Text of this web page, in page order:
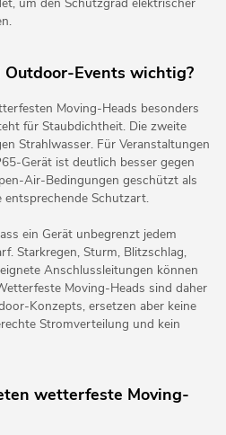
Events wichtig?
Moving-Heads besonders
für Staubdichtheit. Die zweite
Strahlwasser. Für Veranstaltungen
Gerät ist deutlich besser gegen
Air-Bedingungen geschützt als
Schutzart.
ein Gerät unbegrenzt jedem
Starkregen, Sturm, Blitzschlag,
Anschlussleitungen können
Moving-Heads sind daher
Konzepts, ersetzen aber keine
Stromverteilung und kein
wetterfeste Moving-